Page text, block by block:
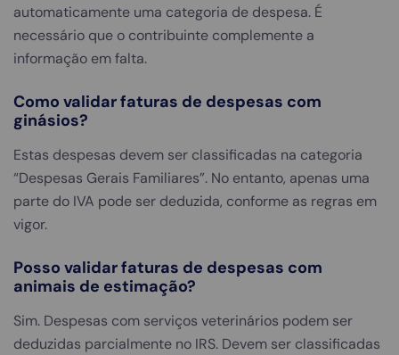
automaticamente uma categoria de despesa. É
necessário que o contribuinte complemente a
informação em falta.
Como validar faturas de despesas com
ginásios?
Estas despesas devem ser classificadas na categoria
“Despesas Gerais Familiares”. No entanto, apenas uma
parte do IVA pode ser deduzida, conforme as regras em
vigor.
Posso validar faturas de despesas com
animais de estimação?
Sim. Despesas com serviços veterinários podem ser
deduzidas parcialmente no IRS. Devem ser classificadas